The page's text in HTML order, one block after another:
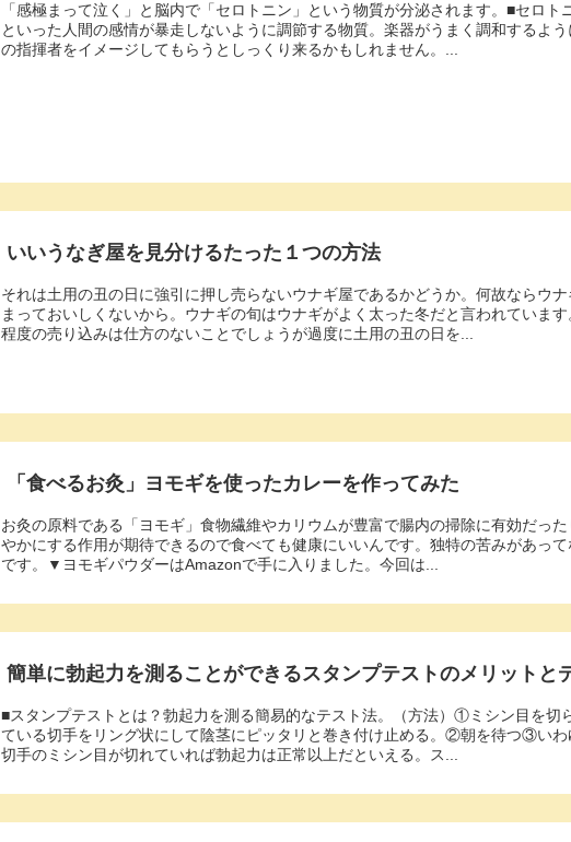
「感極まって泣く」と脳内で「セロトニン」という物質が分泌されます。■セロト
といった人間の感情が暴走しないように調節する物質。楽器がうまく調和するよう
の指揮者をイメージしてもらうとしっくり来るかもしれません。...
いいうなぎ屋を見分けるたった１つの方法
それは土用の丑の日に強引に押し売らないウナギ屋であるかどうか。何故ならウ
まっておいしくないから。ウナギの旬はウナギがよく太った冬だと言われていま
程度の売り込みは仕方のないことでしょうが過度に土用の丑の日を...
「食べるお灸」ヨモギを使ったカレーを作ってみた
お灸の原料である「ヨモギ」食物繊維やカリウムが豊富で腸内の掃除に有効だっ
やかにする作用が期待できるので食べても健康にいいんです。独特の苦みがあっ
です。▼ヨモギパウダーはAmazonで手に入りました。今回は...
簡単に勃起力を測ることができるスタンプテストのメリットと
■スタンプテストとは？勃起力を測る簡易的なテスト法。（方法）①ミシン目を切
ている切手をリング状にして陰茎にピッタリと巻き付け止める。②朝を待つ③いわ
切手のミシン目が切れていれば勃起力は正常以上だといえる。ス...